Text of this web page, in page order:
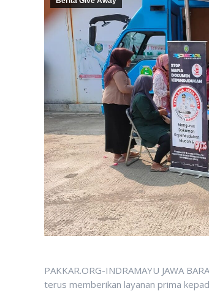
PAKKAR.ORG-INDRAMAYU JAWA
terus memberikan layanan prima